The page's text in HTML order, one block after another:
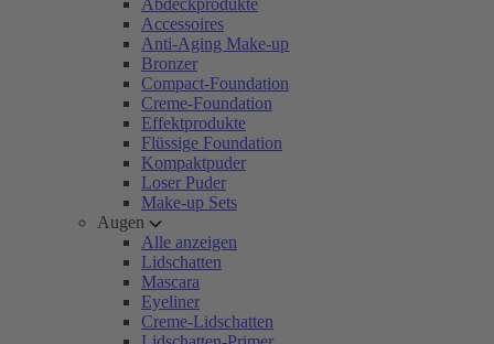
Abdeckprodukte
Accessoires
Anti-Aging Make-up
Bronzer
Compact-Foundation
Creme-Foundation
Effektprodukte
Flüssige Foundation
Kompaktpuder
Loser Puder
Make-up Sets
Augen
Alle anzeigen
Lidschatten
Mascara
Eyeliner
Creme-Lidschatten